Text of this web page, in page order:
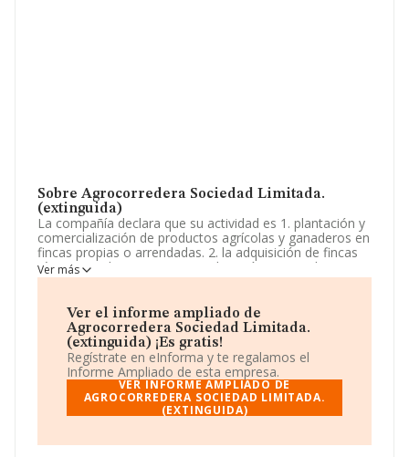
Sobre Agrocorredera Sociedad Limitada.
(extinguida)
La compañía declara que su actividad es 1. plantación y
comercialización de productos agrícolas y ganaderos en
fincas propias o arrendadas. 2. la adquisición de fincas
rústicas y urbanas para su explotación o arrendamiento.
La sociedad está registrada como Sociedad Limitada.
mayor de frutas y hortalizas', código 4631. No realiza
actividad de importación y/o exportación.
La sociedadAgrocorredera Sociedad Limitada.
(extinguida) , con CIF B73798639, se encuentra en
Avenida De La Industria Ed Alcurnia núm. S/N, (30500),
en el municipio de Molina De Segura, Murcia.
sobre 17.576 compañías, la facturación en el ámbito
Ver más
Ver el informe ampliado de
Agrocorredera Sociedad Limitada.
(extinguida) ¡Es gratis!
Regístrate en eInforma y te regalamos el
Informe Ampliado de esta empresa.
VER INFORME AMPLIADO DE
AGROCORREDERA SOCIEDAD LIMITADA.
(EXTINGUIDA)